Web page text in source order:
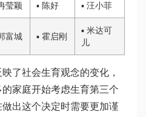
莹颖 ▪ 陈好 ▪ 汪小菲
富城 ▪ 霍启刚
▪ 米达可
儿
了社会生育观念的变化，
家庭开始考虑生育第三个
出这个决定时需要更加谨